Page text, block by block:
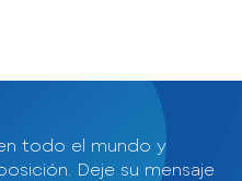
todo el mundo y
Deje su mensaje